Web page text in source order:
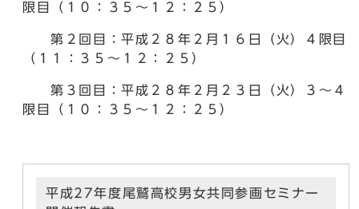
限目（１０：３５～１２：２５）
第２回目：平成２８年２月１６日（火）４限目
（１１：３５～１２：２５）
第３回目：平成２８年２月２３日（火）３～４
限目（１０：３５～１２：２５）
平成27年度尾鷲高校男女共同参画セミナー